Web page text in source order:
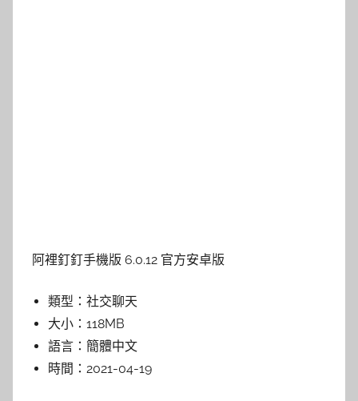
阿裡釘釘手機版 6.0.12 官方安卓版
類型： 社交聊天
大小： 118MB
語言： 簡體中文
時間： 2021-04-19